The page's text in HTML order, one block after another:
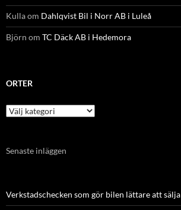
Kullaom Dahlqvist Bil i Norr AB i Luleå
Björn om TC Däck AB i Hedemora
ORTER
Orter
Senaste inläggen
Verkstadschecken som gör bilen lättare att sälja